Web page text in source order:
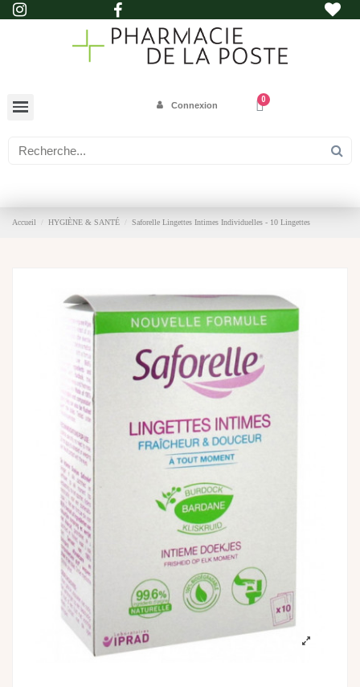
Connexion
Accueil HYGIÈNE & SANTÉ Saforelle Lingettes Intimes Individuelles - 10 Lingettes